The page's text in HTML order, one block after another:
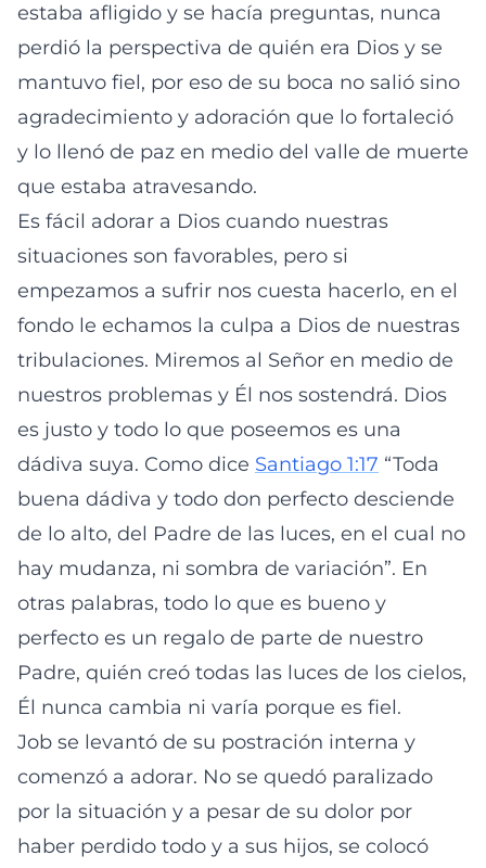
estaba afligido y se hacía preguntas, nunca
perdió la perspectiva de quién era Dios y se
mantuvo fiel, por eso de su boca no salió sino
agradecimiento y adoración que lo fortaleció
y lo llenó de paz en medio del valle de muerte
que estaba atravesando.
Es fácil adorar a Dios cuando nuestras
situaciones son favorables, pero si
empezamos a sufrir nos cuesta hacerlo, en el
fondo le echamos la culpa a Dios de nuestras
tribulaciones. Miremos al Señor en medio de
nuestros problemas y Él nos sostendrá. Dios
es justo y todo lo que poseemos es una
dádiva suya. Como dice Santiago 1:17 “Toda
buena dádiva y todo don perfecto desciende
de lo alto, del Padre de las luces, en el cual no
hay mudanza, ni sombra de variación”. En
otras palabras, todo lo que es bueno y
perfecto es un regalo de parte de nuestro
Padre, quién creó todas las luces de los cielos,
Él nunca cambia ni varía porque es fiel.
Job se levantó de su postración interna y
comenzó a adorar. No se quedó paralizado
por la situación y a pesar de su dolor por
haber perdido todo y a sus hijos, se colocó